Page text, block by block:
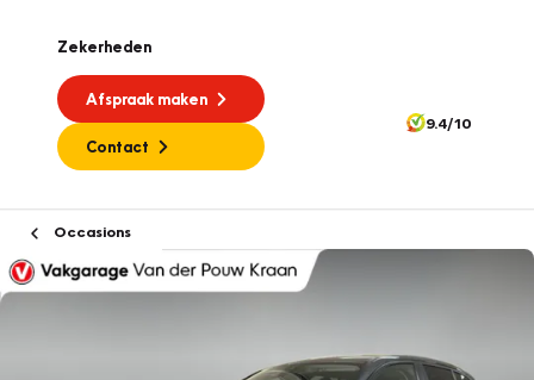
Zekerheden
Afspraak maken
Contact
9.4/10
Occasions